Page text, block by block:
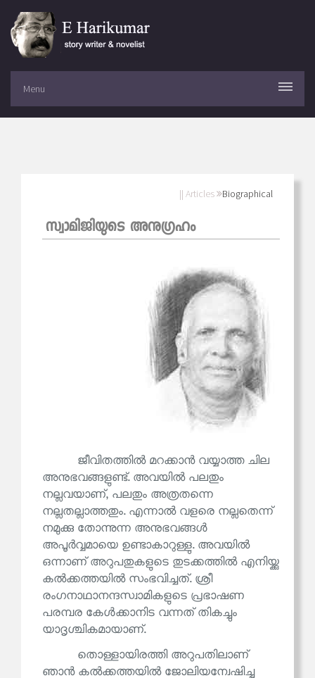
Menu
|| Articles Biographical
സ്വാമിജിയുടെ അനുഗ്രഹം
ജീവിതത്തിൽ മറക്കാൻ വയ്യാത്ത ചില
അനുഭവങ്ങളുണ്ട്. അവയിൽ പലതും
നല്ലവയാണ്, പലതും അത്രതന്നെ
നല്ലതല്ലാത്തതും. എന്നാൽ വളരെ നല്ലതെന്ന്
നമുക്കു തോന്നുന്ന അനുഭവങ്ങൾ
അപൂർവ്വമായെ ഉണ്ടാകാറുള്ളു. അവയിൽ
ഒന്നാണ് അറുപതുകളുടെ തുടക്കത്തിൽ എനിയ്ക്കു
കൽക്കത്തയിൽ സംഭവിച്ചത്. ശ്രീ
രംഗനാഥാനന്ദസ്വാമികളുടെ പ്രഭാഷണ
പരമ്പര കേൾക്കാനിട വന്നത് തികച്ചും
യാദൃശ്ചികമായാണ്.
തൊള്ളായിരത്തി അറുപതിലാണ്
ഞാൻ കൽക്കത്തയിൽ ജോലിയന്വേഷിച്ചു